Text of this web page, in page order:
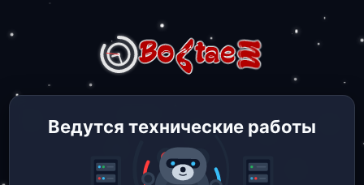
Ведутся технические работы